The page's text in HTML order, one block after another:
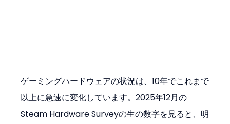
ゲーミングハードウェアの状況は、10年でこれまで
以上に急速に変化しています。2025年12月の
Steam Hardware Surveyの生の数字を見ると、明